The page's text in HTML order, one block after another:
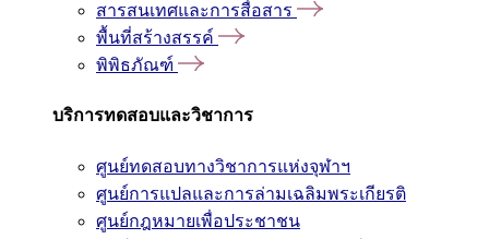
สารสนเทศและการสื่อสาร
พื้นที่สร้างสรรค์
พิพิธภัณฑ์
บริการทดสอบและวิชาการ
ศูนย์ทดสอบทางวิชาการแห่งจุฬาฯ
ศูนย์การแปลและการล่ามเฉลิมพระเกียรติ
ศูนย์กฎหมายเพื่อประชาชน